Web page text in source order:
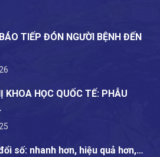
TIẾP ĐÓN NGƯỜI BỆNH ĐẾN
KHOA HỌC QUỐC TẾ: PHẪU
số: nhanh hơn, hiệu quả hơn,…